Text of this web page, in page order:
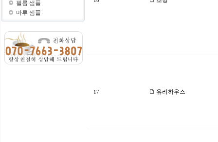
필름 샘플
마루 샘플
17 유리하우스